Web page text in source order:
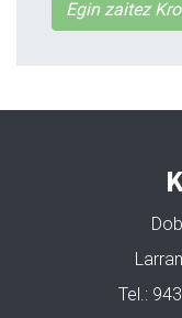
Egin zaitez
Tel.: